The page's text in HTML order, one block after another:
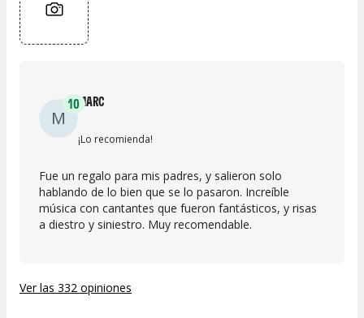
M
10MARC
¡Lo recomienda!
Fue un regalo para mis padres, y salieron solo
hablando de lo bien que se lo pasaron. Increíble
música con cantantes que fueron fantásticos, y risas
a diestro y siniestro. Muy recomendable.
Ver las 332 opiniones